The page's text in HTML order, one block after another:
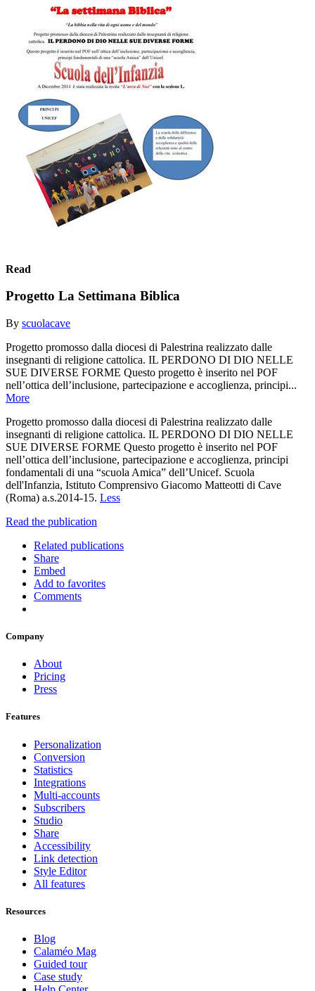
Read
Progetto La Settimana Biblica
By scuolacave
Progetto promosso dalla diocesi di Palestrina realizzato dalle
insegnanti di religione cattolica. IL PERDONO DI DIO NELLE
SUE DIVERSE FORME Questo progetto è inserito nel POF
nell’ottica dell’inclusione, partecipazione e accoglienza, principi...
More
Progetto promosso dalla diocesi di Palestrina realizzato dalle
insegnanti di religione cattolica. IL PERDONO DI DIO NELLE
SUE DIVERSE FORME Questo progetto è inserito nel POF
nell’ottica dell’inclusione, partecipazione e accoglienza, principi
fondamentali di una “scuola Amica” dell’Unicef. Scuola
dell'Infanzia, Istituto Comprensivo Giacomo Matteotti di Cave
(Roma) a.s.2014-15. Less
Read the publication
Related publications
Share
Embed
Add to favorites
Comments
Company
About
Pricing
Press
Features
Personalization
Conversion
Statistics
Integrations
Multi-accounts
Subscribers
Studio
Share
Accessibility
Link detection
Style Editor
All features
Resources
Blog
Calaméo Mag
Guided tour
Case study